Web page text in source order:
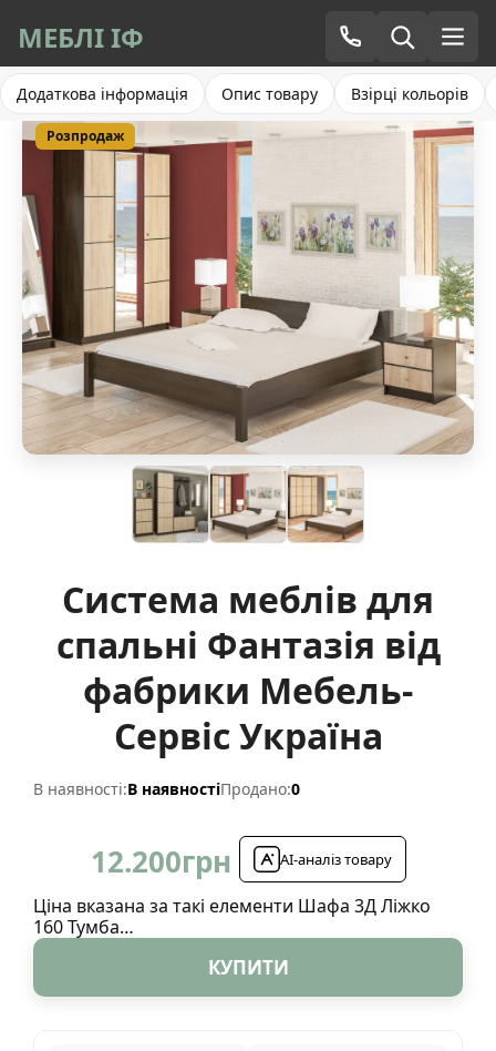
МЕБЛІ ІФ
Додаткова інформація Опис товару Взірці кольорів
Розпродаж
Система меблів для
спальні Фантазія від
фабрики Мебель-
Сервіс Україна
В наявності:В наявностіПродано:0
12.200грн AI-аналіз товару
Ціна вказана за такі елементи Шафа 3Д Ліжко
160 Тумба…
КУПИТИ